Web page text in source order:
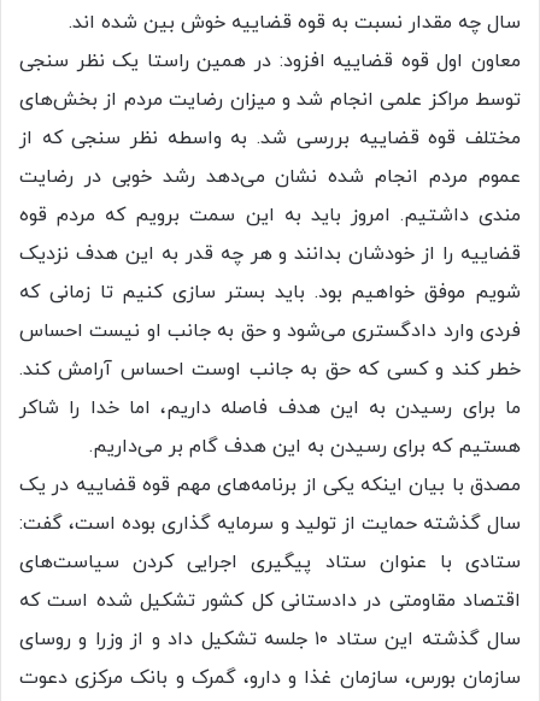
سال چه مقدار نسبت به قوه قضاییه خوش بین شده اند.
معاون اول قوه قضاییه افزود: در همین راستا یک نظر سنجی
توسط مراکز علمی انجام شد و میزان رضایت مردم از بخش‌های
مختلف قوه قضاییه بررسی شد. به واسطه نظر سنجی که از
عموم مردم انجام شده نشان می‌دهد رشد خوبی در رضایت
مندی داشتیم. امروز باید به این سمت برویم که مردم قوه
قضاییه را از خودشان بدانند و هر چه قدر به این هدف نزدیک
شویم موفق خواهیم بود. باید بستر سازی کنیم تا زمانی که
فردی وارد دادگستری می‌شود و حق به جانب او نیست احساس
خطر کند و کسی که حق به جانب اوست احساس آرامش کند.
ما برای رسیدن به این هدف فاصله داریم، اما خدا را شاکر
هستیم که برای رسیدن به این هدف گام بر می‌داریم.
مصدق با بیان اینکه یکی از برنامه‌های مهم قوه قضاییه در یک
سال گذشته حمایت از تولید و سرمایه گذاری بوده است، گفت:
ستادی با عنوان ستاد پیگیری اجرایی کردن سیاست‌های
اقتصاد مقاومتی در دادستانی کل کشور تشکیل شده است که
سال گذشته این ستاد ۱۰ جلسه تشکیل داد و از وزرا و روسای
سازمان بورس، سازمان غذا و دارو، گمرک و بانک مرکزی دعوت